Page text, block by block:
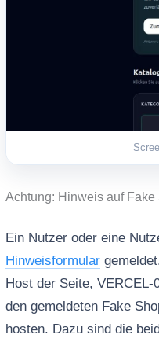
Achtung: Hinweis auf
Ein Nutzer oder eine
Hinweisformular
Host der Seite,
den gemeldeten Fake
hosten. Dazu sind die